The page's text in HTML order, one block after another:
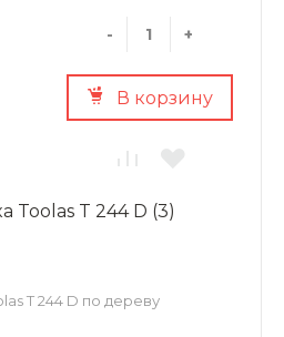
- +
В корзину
Toolas T 244 D (3)
T 244 D по дереву